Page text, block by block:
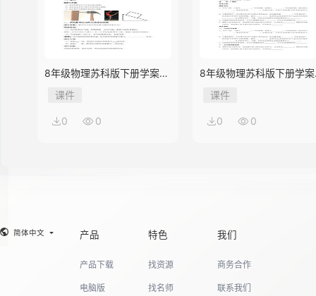
8年级物理苏科版下册学案
《10.1 压强》
课件
0 0
8年级物理苏科版下册学案
《9.3 力与运动的关系》
课件
0 0
简体中文 产品
产品下载
电脑版
特色
找资源
找名师
我们
商务合作
联系我们